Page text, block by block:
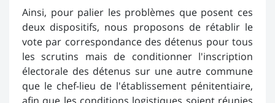
Ainsi, pour palier les problèmes que posent ces
deux dispositifs, nous proposons de rétablir le
vote par correspondance des détenus pour tous
les scrutins mais de conditionner l'inscription
électorale des détenus sur une autre commune
que le chef-lieu de l'établissement pénitentiaire,